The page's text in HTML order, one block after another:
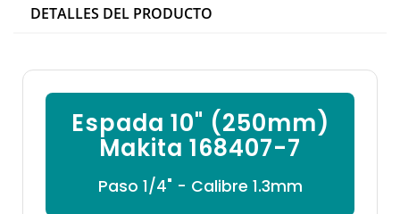
DETALLES DEL PRODUCTO
Espada 10" (250mm)
Makita 168407-7
Paso 1/4" - Calibre 1.3mm